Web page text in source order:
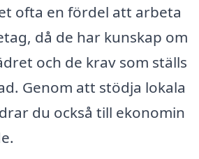
ofta en fördel att arbeta
då de har kunskap om
och de krav som ställs
Genom att stödja lokala
du också till ekonomin